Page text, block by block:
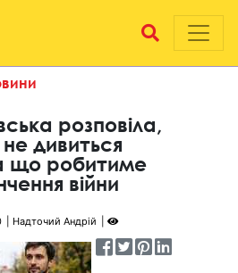
розповіла,
дивиться
що робитиме
війни
Надточий Андрій